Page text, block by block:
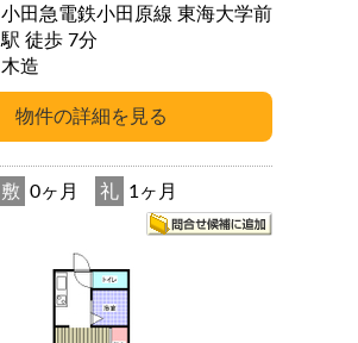
小田急電鉄小田原線 東海大学前
駅 徒歩 7分
木造
敷 0ヶ月 礼 1ヶ月